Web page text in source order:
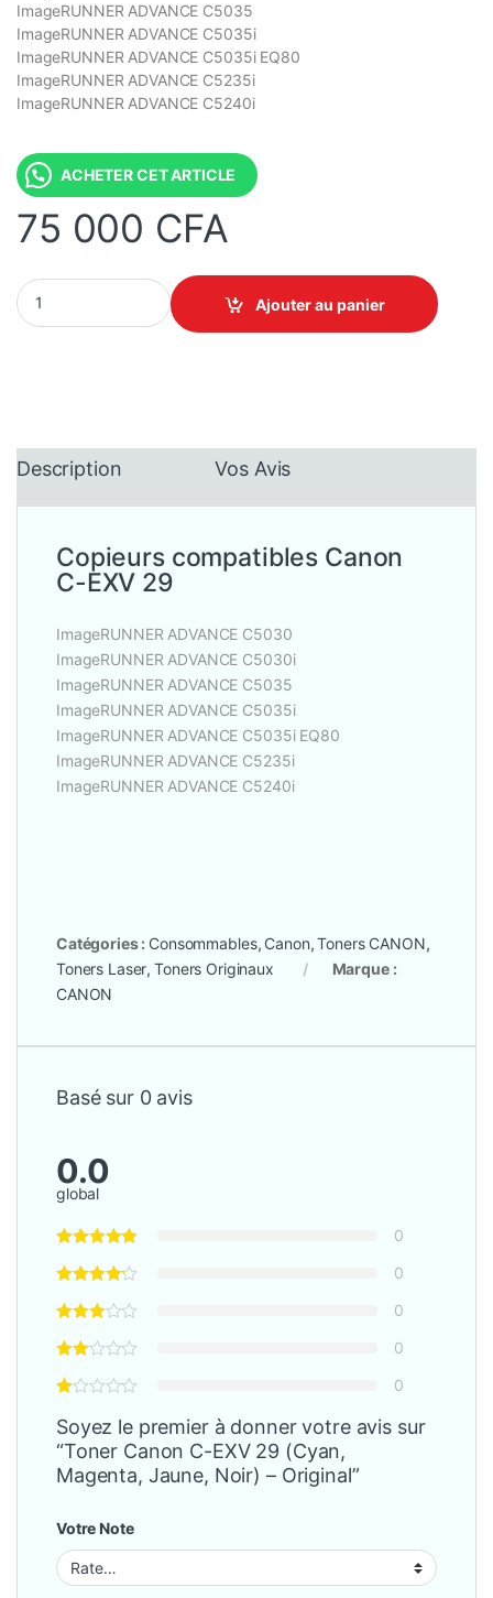
ImageRUNNER ADVANCE C5035
ImageRUNNER ADVANCE C5035i
ImageRUNNER ADVANCE C5035i EQ80
ImageRUNNER ADVANCE C5235i
ImageRUNNER ADVANCE C5240i
ACHETER CET ARTICLE
75 000 CFA
Toner Canon C-EXV 29 (Cyan, Magenta, Jaune, Noir) - Original
Ajouter au panier
Description Vos Avis
Copieurs compatibles Canon
C-EXV 29
ImageRUNNER ADVANCE C5030
ImageRUNNER ADVANCE C5030i
ImageRUNNER ADVANCE C5035
ImageRUNNER ADVANCE C5035i
ImageRUNNER ADVANCE C5035i EQ80
ImageRUNNER ADVANCE C5235i
ImageRUNNER ADVANCE C5240i
Catégories : Consommables, Canon,Toners CANON,
Toners Laser,Toners Originaux
Marque :
CANON
Basé sur 0 avis
0.0
global
0
0
0
0
0
Soyez le premier à donner votre avis sur
“Toner Canon C-EXV 29 (Cyan,
Magenta, Jaune, Noir) – Original”
Votre Note